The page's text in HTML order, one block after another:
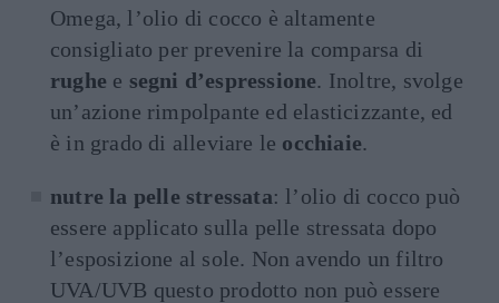
Omega, l’olio di cocco è altamente
consigliato per prevenire la comparsa di
rughe e segni d’espressione. Inoltre, svolge
un’azione rimpolpante ed elasticizzante, ed
è in grado di alleviare le occhiaie.
nutre la pelle stressata: l’olio di cocco può
essere applicato sulla pelle stressata dopo
l’esposizione al sole. Non avendo un filtro
UVA/UVB questo prodotto non può essere